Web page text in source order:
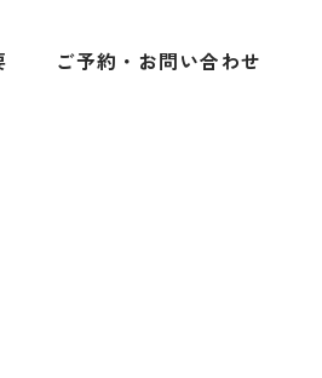
ご予約・お問い合わせ